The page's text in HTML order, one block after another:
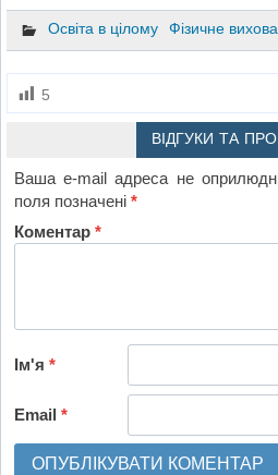
Освіта в цілому Фізичне
5
ВІДГУКИ ТА
Ваша e-mail адреса не
поля позначені*
Коментар*
Ім'я*
Email*